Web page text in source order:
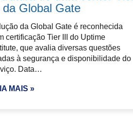
da Global Gate
da Global Gate é reconhecida
certificação Tier III do Uptime
que avalia diversas questões
à segurança e disponibilidade do
Data…
MAIS »